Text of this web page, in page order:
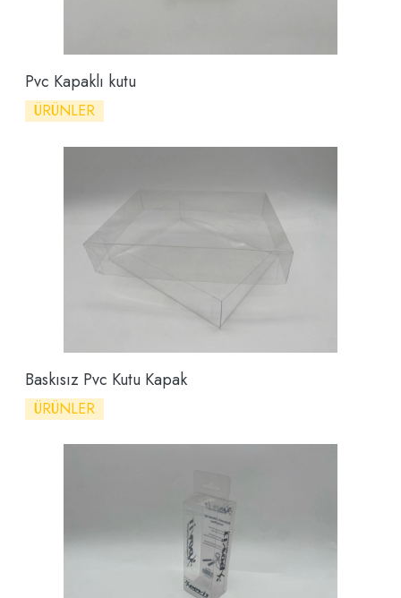
Pvc Kapaklı kutu
ÜRÜNLER
Baskısız Pvc Kutu Kapak
ÜRÜNLER